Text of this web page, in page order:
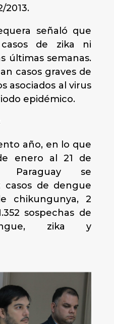
2013.
señaló que
de zika ni
últimas semanas.
casos graves de
asociados al virus
epidémico.
año, en lo que
enero al 21 de
Paraguay se
casos de dengue
chikungunya, 2
sospechas de
zika y